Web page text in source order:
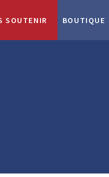
SOUTENIR BOUTIQUE